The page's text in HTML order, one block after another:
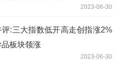
2023-06-30
:三大指数低开高走创指涨2%
板块领涨
2023-06-30